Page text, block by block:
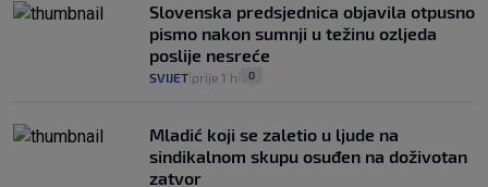
Slovenska predsjednica objavila otpusno
pismo nakon sumnji u težinu ozljeda
poslije nesreće
SVIJET prije 1 h 0
Mladić koji se zaletio u ljude na
sindikalnom skupu osuđen na doživotan
zatvor